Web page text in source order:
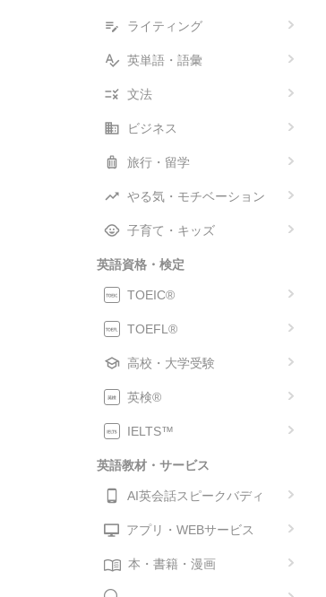
ライティング
英単語・語彙
文法
ビジネス
旅行・留学
やる気・モチベーション
子育て・キッズ
英語資格・検定
TOEIC®
TOEFL®
高校・大学受験
英検®
IELTS™
英語教材・サービス
AI英会話スピークバディ
アプリ・WEBサービス
本・書籍・漫画